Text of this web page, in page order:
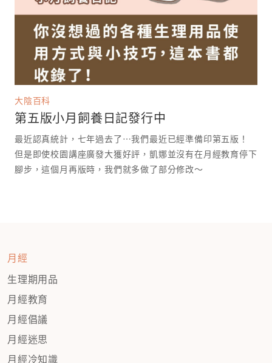
大陰百科
第五版小月飼養日記發行中
最近認真統計，七年過去了⋯我們最近已經準備印第五版！
但是即使校園講座廣發大獲好評，凱娜並沒有在月經教育停下
腳步，這個月再版時，我們就多做了部分修改～
月經
生理期用品
月經教育
月經倡議
月經迷思
月經冷知識